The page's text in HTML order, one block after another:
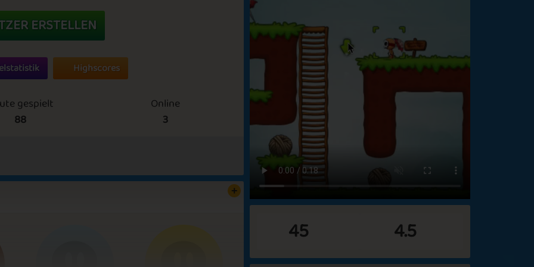
ERSTELLEN
Highscores
gespielt
88
Online
3
45 4.5